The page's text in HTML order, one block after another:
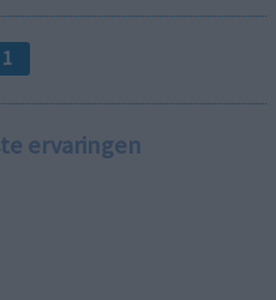
1
ervaringen